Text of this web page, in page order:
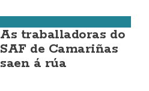
As traballadoras do
SAF de Camariñas
saen á rúa